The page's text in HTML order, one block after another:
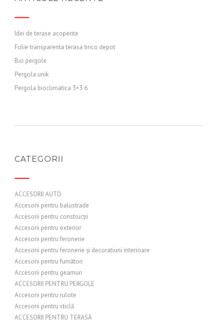
Idei de terase acoperite
Folie transparenta terasa brico depot
Bio pergole
Pergola unik
Pergola bioclimatica 3×3 6
CATEGORII
ACCESORII AUTO
Accesorii pentru balustrade
Accesorii pentru construcții
Accesorii pentru exterior
Accesorii pentru feronerie
Accesorii pentru feronerie și decoratiuni interioare
Accesorii pentru fumători
Accesorii pentru geamuri
ACCESORII PENTRU PERGOLE
Accesorii pentru rulote
Accesorii pentru sticlă
ACCESORII PENTRU TERASĂ